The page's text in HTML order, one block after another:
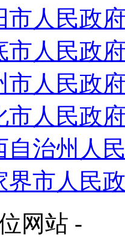
市人民政
市人民政
市人民政
市人民政
自治州人
界市人民
网站 -